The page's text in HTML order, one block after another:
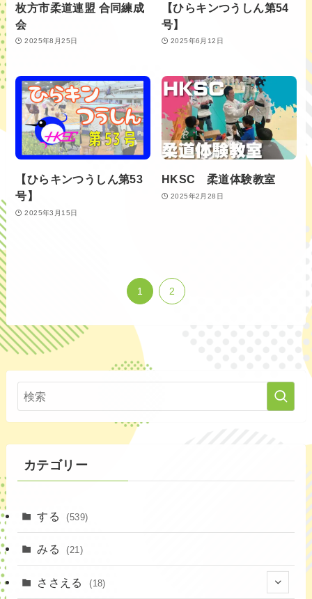
枚方市柔道連盟 合同練成
会
2025年8月25日
【ひらキンつうしん第54
号】
2025年6月12日
【ひらキンつうしん第53
号】
2025年3月15日
HKSC 柔道体験教室
2025年2月28日
1 2
カテゴリー
する (539)
みる (21)
ささえる (18)